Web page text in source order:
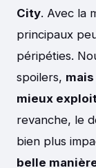
City. Avec la
principaux
péripéties.
spoilers,
mieux
revanche, le
bien plus
belle